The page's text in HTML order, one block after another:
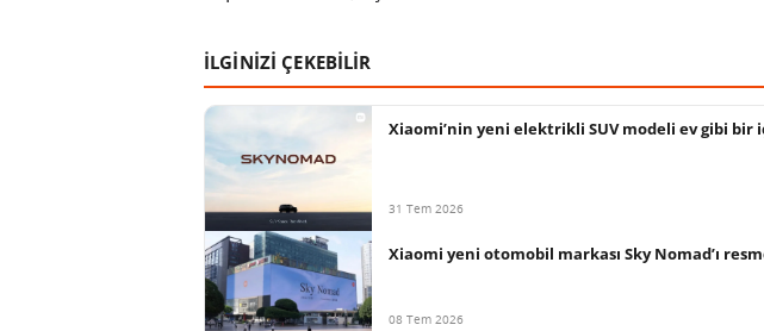
İLGİNİZİ ÇEKEBİLİR
Xiaomi’nin yeni elektrikli SUV modeli ev gibi bir
31 Tem 2026
Xiaomi yeni otomobil markası Sky Nomad’ı
08 Tem 2026